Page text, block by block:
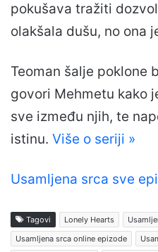
pokušava tražiti
olakšala dušu, no ona
Teoman šalje poklone
govori Mehmetu kako
sve između njih, te
istinu. Više o seriji »
Usamljena srca sve
Tagovi Lonely Hearts
Usamljena srca online epizode